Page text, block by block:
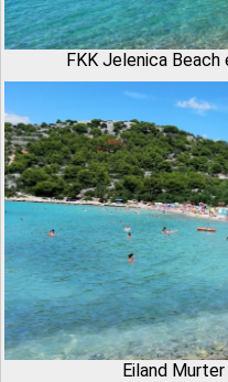
FKK Jelenica Beach
Eiland